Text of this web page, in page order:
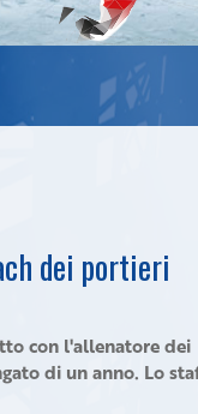
dei portieri
con l'allenatore dei
di un anno. Lo